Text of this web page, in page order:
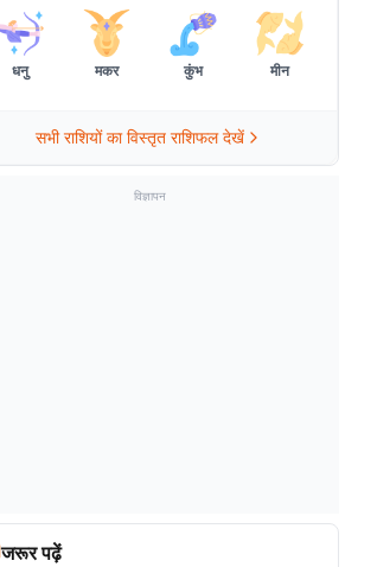
धनु मकर कुंभ मीन
सभी राशियों का विस्तृत राशिफल देखें
विज्ञापन
जरूर पढ़ें